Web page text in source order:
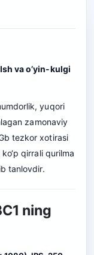
va o’yin-kulgi
yuqori
zamonaviy
tezkor xotirasi
qirrali qurilma
tanlovdir.
ning